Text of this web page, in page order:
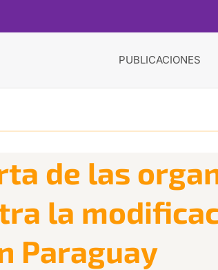
PUBLICACIONES
de las
la
Paraguay